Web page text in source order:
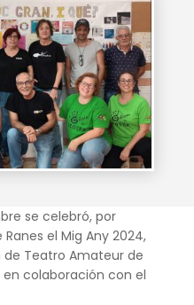
se celebró, por
el Mig Any 2024,
Teatro Amateur de
colaboración con el